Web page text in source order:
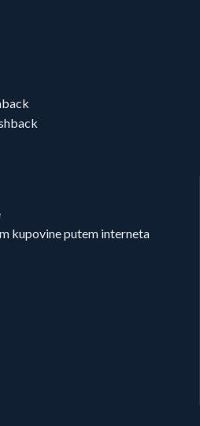
kupovine putem interneta